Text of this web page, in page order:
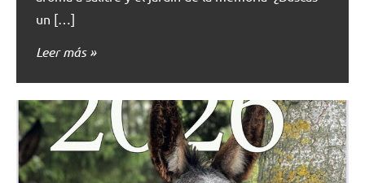
un […]
Leer más